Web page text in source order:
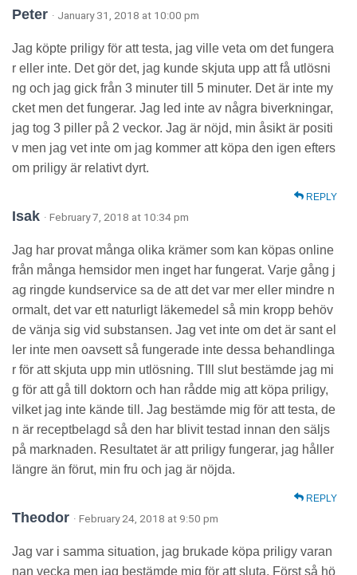
Peter · January 31, 2018 at 10:00 pm
Jag köpte priligy för att testa, jag ville veta om det fungera
r eller inte. Det gör det, jag kunde skjuta upp att få utlösni
ng och jag gick från 3 minuter till 5 minuter. Det är inte my
cket men det fungerar. Jag led inte av några biverkningar,
jag tog 3 piller på 2 veckor. Jag är nöjd, min åsikt är positi
v men jag vet inte om jag kommer att köpa den igen efters
om priligy är relativt dyrt.
REPLY
Isak · February 7, 2018 at 10:34 pm
Jag har provat många olika krämer som kan köpas online
från många hemsidor men inget har fungerat. Varje gång j
ag ringde kundservice sa de att det var mer eller mindre n
ormalt, det var ett naturligt läkemedel så min kropp behöv
de vänja sig vid substansen. Jag vet inte om det är sant el
ler inte men oavsett så fungerade inte dessa behandlinga
r för att skjuta upp min utlösning. TIll slut bestämde jag mi
g för att gå till doktorn och han rådde mig att köpa priligy,
vilket jag inte kände till. Jag bestämde mig för att testa, de
n är receptbelagd så den har blivit testad innan den säljs
på marknaden. Resultatet är att priligy fungerar, jag håller
längre än förut, min fru och jag är nöjda.
REPLY
Theodor · February 24, 2018 at 9:50 pm
Jag var i samma situation, jag brukade köpa priligy varan
nan vecka men jag bestämde mig för att sluta. Först så hö